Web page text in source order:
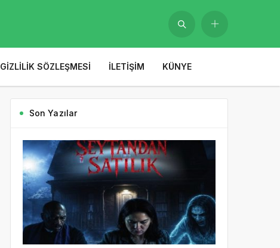
GIZLILIK SÖZLEŞMESI İLETIŞIM KÜNYE
Son Yazılar